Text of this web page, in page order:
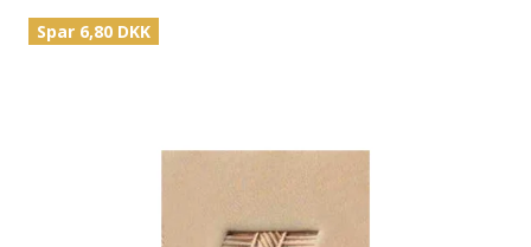
Spar 6,80 DKK